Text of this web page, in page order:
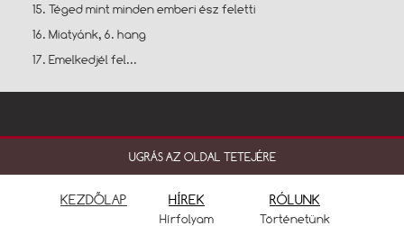
15. Téged mint minden emberi ész feletti
16. Miatyánk, 6. hang
17. Emelkedjél fel...
UGRÁS AZ OLDAL TETEJÉRE
KEZDŐLAP HÍREK
Hírfolyam
RÓLUNK
Történetünk